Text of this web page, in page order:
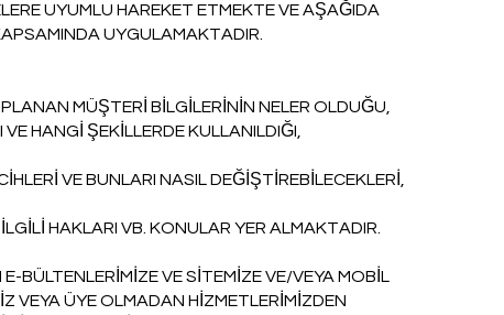
UYUMLU HAREKET ETMEKTE VE AŞAĞIDA
UYGULAMAKTADIR.
MÜŞTERİ BİLGİLERİNİN NELER OLDUĞU,
HANGİ ŞEKİLLERDE KULLANILDIĞI,
VE BUNLARI NASIL DEĞİŞTİREBİLECEKLERİ,
HAKLARI VB. KONULAR YER ALMAKTADIR.
BÜLTENLERİMİZE VE SİTEMİZE VE/VEYA MOBİL
VEYA ÜYE OLMADAN HİZMETLERİMİZDEN